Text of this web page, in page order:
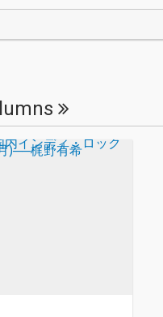
して書き下ろされた。